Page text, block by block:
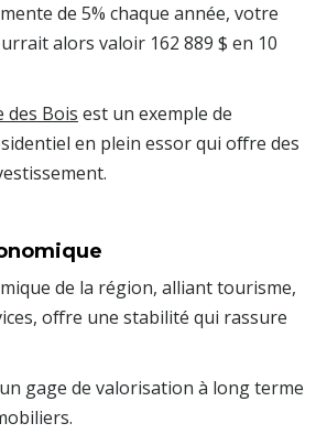
de 5% chaque année, votre
alors valoir 162 889 $ en 10
des Bois est un exemple de
en plein essor qui offre des
de la région, alliant tourisme,
offre une stabilité qui rassure
gage de valorisation à long terme